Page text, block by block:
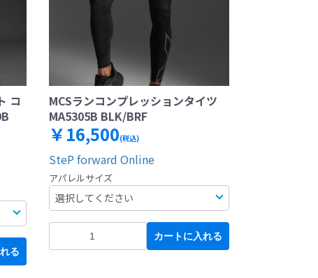
コ
る
MCSランコンプレッションタイツ
MA5305B BLK/BRF
￥16,500(税込)
SteP forward Online
アパレルサイズ
カートに入れる